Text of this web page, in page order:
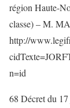
région Haute-
classe) – M.
http://
n=id
68 Décret du